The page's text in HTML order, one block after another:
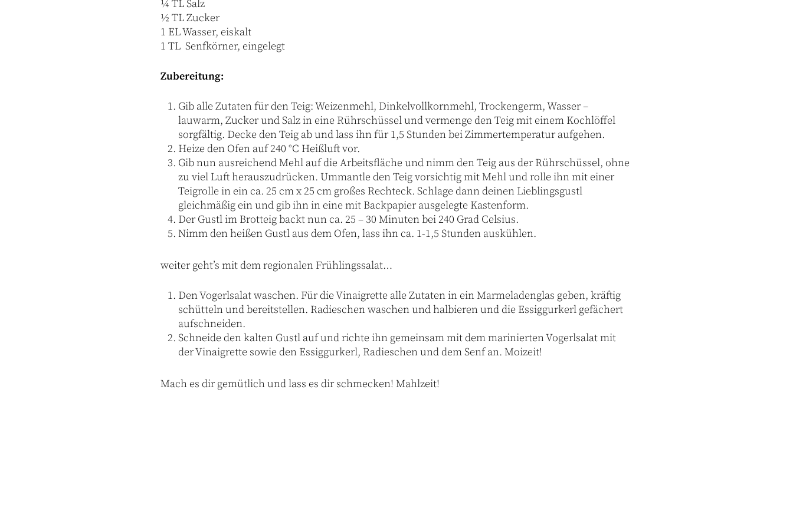
¼ TL Salz
½ TL Zucker
1 EL Wasser, eiskalt
1 TL Senfkörner, eingelegt
Zubereitung:
Gib alle Zutaten für den Teig: Weizenmehl, Dinkelvollkornmehl, Trockengerm, Wasser –
lauwarm, Zucker und Salz in eine Rührschüssel und vermenge den Teig mit einem Kochlöffel
sorgfältig. Decke den Teig ab und lass ihn für 1,5 Stunden bei Zimmertemperatur aufgehen.
Heize den Ofen auf 240 °C Heißluft vor.
Gib nun ausreichend Mehl auf die Arbeitsfläche und nimm den Teig aus der Rührschüssel, ohne
zu viel Luft herauszudrücken. Ummantle den Teig vorsichtig mit Mehl und rolle ihn mit einer
Teigrolle in ein ca. 25 cm x 25 cm großes Rechteck. Schlage dann deinen Lieblingsgustl
gleichmäßig ein und gib ihn in eine mit Backpapier ausgelegte Kastenform.
Der Gustl im Brotteig backt nun ca. 25 – 30 Minuten bei 240 Grad Celsius.
Nimm den heißen Gustl aus dem Ofen, lass ihn ca. 1-1,5 Stunden auskühlen.
weiter geht’s mit dem regionalen Frühlingssalat…
Den Vogerlsalat waschen. Für die Vinaigrette alle Zutaten in ein Marmeladenglas geben, kräftig
schütteln und bereitstellen. Radieschen waschen und halbieren und die Essiggurkerl gefächert
aufschneiden.
Schneide den kalten Gustl auf und richte ihn gemeinsam mit dem marinierten Vogerlsalat mit
der Vinaigrette sowie den Essiggurkerl, Radieschen und dem Senf an. Moizeit!
Mach es dir gemütlich und lass es dir schmecken! Mahlzeit!